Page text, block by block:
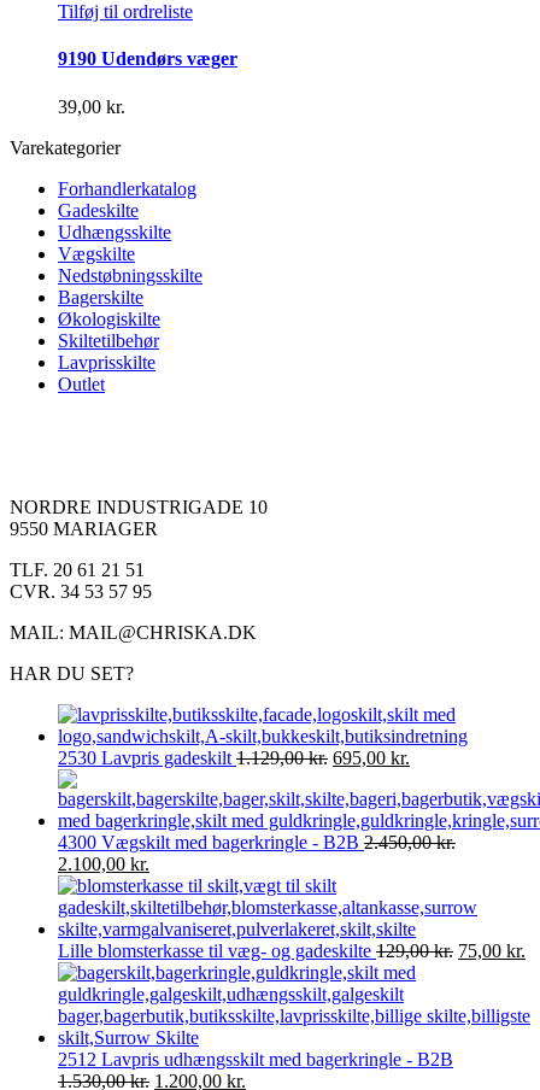
Tilføj til ordreliste
9190 Udendørs væger
39,00 kr.
Varekategorier
Forhandlerkatalog
Gadeskilte
Udhængsskilte
Vægskilte
Nedstøbningsskilte
Bagerskilte
Økologiskilte
Skiltetilbehør
Lavprisskilte
Outlet
NORDRE INDUSTRIGADE 10
9550 MARIAGER
TLF. 20 61 21 51
CVR. 34 53 57 95
MAIL: MAIL@CHRISKA.DK
HAR DU SET?
2530 Lavpris gadeskilt 1.129,00kr. Den
pris
var:
1.129,00 kr..
695,00 kr.
pris
er:
695,00 kr..
4300 Vægskilt med bagerkringle - B2B 2.450,00kr.
Den
oprindelige
pris
var:
2.450,00 kr..
2.100,00 kr.
aktuelle
pris
er:
2.100,00 kr..
Lille blomsterkasse til væg- og gadeskilte 129,00kr. Den
var:
75,00 kr.
2512 Lavpris udhængsskilt med bagerkringle - B2B
1.530,00kr. Den
1.200,00 kr.